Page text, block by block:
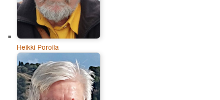
Heikki Poroila